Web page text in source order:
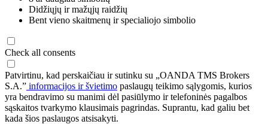
Didžiųjų ir mažųjų raidžių
Bent vieno skaitmenų ir specialiojo simbolio
Check all consents
Patvirtinu, kad perskaičiau ir sutinku su „OANDA TMS Brokers
S.A.” informacijos ir švietimo paslaugų teikimo sąlygomis, kurios
yra bendravimo su manimi dėl pasiūlymo ir telefoninės pagalbos
sąskaitos tvarkymo klausimais pagrindas. Suprantu, kad galiu bet
kada šios paslaugos atsisakyti.